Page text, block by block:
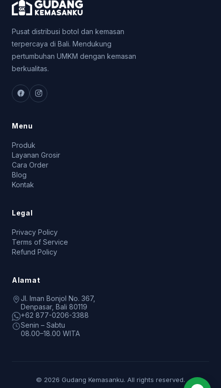
Pusat distribusi botol dan kemasan
terpercaya di Bali. Mendukung
pertumbuhan UMKM dengan kemasan
berkualitas.
Menu
Produk
Layanan Grosir
Cara Order
Blog
Kontak
Legal
Privacy Policy
Terms of Service
Refund Policy
Alamat
Jl. Iman Bonjol No. 367,
Denpasar, Bali 80119
+62 877-0206-3388
Senin – Sabtu
08.00–18.00 WITA
© 2026 Gudang Kemasanku. All rights reserved.